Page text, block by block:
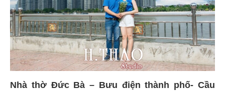
Nhà thờ Đức Bà – Bưu điện thành phố- Cầu